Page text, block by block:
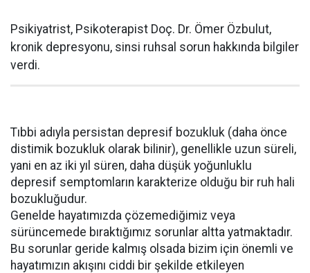
Psikiyatrist, Psikoterapist Doç. Dr. Ömer Özbulut,
kronik depresyonu, sinsi ruhsal sorun hakkında bilgiler
verdi.
Tıbbi adıyla persistan depresif bozukluk (daha önce
distimik bozukluk olarak bilinir), genellikle uzun süreli,
yani en az iki yıl süren, daha düşük yoğunluklu
depresif semptomların karakterize olduğu bir ruh hali
bozukluğudur.
Genelde hayatımızda çözemediğimiz veya
sürüncemede bıraktığımız sorunlar altta yatmaktadır.
Bu sorunlar geride kalmış olsada bizim için önemli ve
hayatımızın akışını ciddi bir şekilde etkileyen